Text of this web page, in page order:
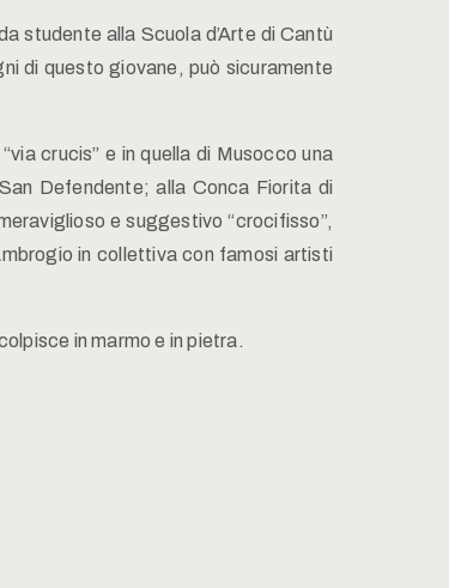
studente alla Scuola d’Arte di Cantù
di questo giovane, può sicuramente
crucis” e in quella di Musocco una
Defendente; alla Conca Fiorita di
e suggestivo “crocifisso”,
in collettiva con famosi artisti
in marmo e in pietra.